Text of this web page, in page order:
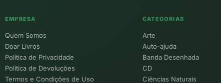
EMPRESA
Quem Somos
Doar Livros
Política de Privacidade
Política de Devoluções
Termos e Condições de Uso
CATEGORIAS
Arte
Auto-ajuda
Banda Desenhada
CD
Ciências Naturais